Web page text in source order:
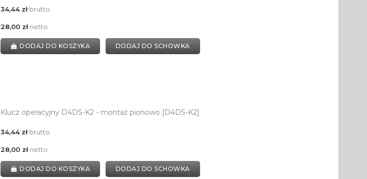
34,44 złbrutto
28,00 złnetto
DODAJ DO KOSZYKA DODAJ DO SCHOWKA
Klucz operacyjny D4DS-K2 - montaż pionowo [D4DS-K2]
34,44 złbrutto
28,00 złnetto
DODAJ DO KOSZYKA DODAJ DO SCHOWKA